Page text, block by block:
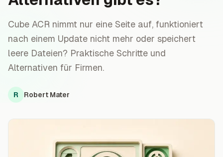
Cube ACR nimmt nur eine Seite auf, funktioniert
nach einem Update nicht mehr oder speichert
leere Dateien? Praktische Schritte und
Alternativen für Firmen.
R Robert Mater